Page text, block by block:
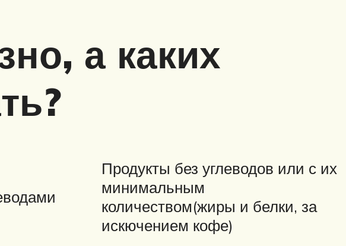
а каких
Продукты без углеводов или с их
минимальным
количеством(жиры и белки, за
искючением кофе)